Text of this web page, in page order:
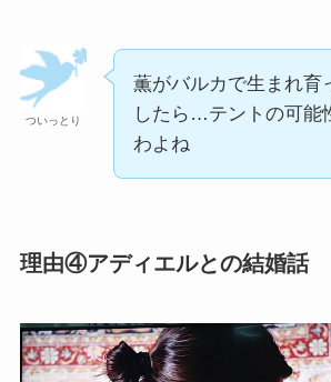
ついっとり
薫がバルカで生まれ育
したら…テントの可能
わよね
理由④アディエルとの結婚話